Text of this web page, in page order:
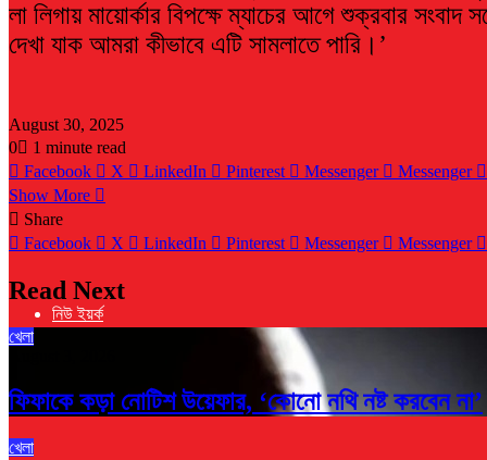
নিউ ইয়র্ক
লা লিগায় মায়োর্কার বিপক্ষে ম্যাচের আগে শুক্রবার
দেখা যাক আমরা কীভাবে এটি সামলাতে পারি।’
August 30, 2025
0
1 minute read
Facebook
X LinkedIn Pinterest Messenger Messenger
Show More
Share
Facebook
X LinkedIn Pinterest Messenger Messenger
Read Next
খেলা
ফিফাকে কড়া নোটিশ উয়েফার, ‘কোনো নথি নষ্ট করবেন না’
খেলা